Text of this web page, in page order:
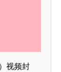
视频封